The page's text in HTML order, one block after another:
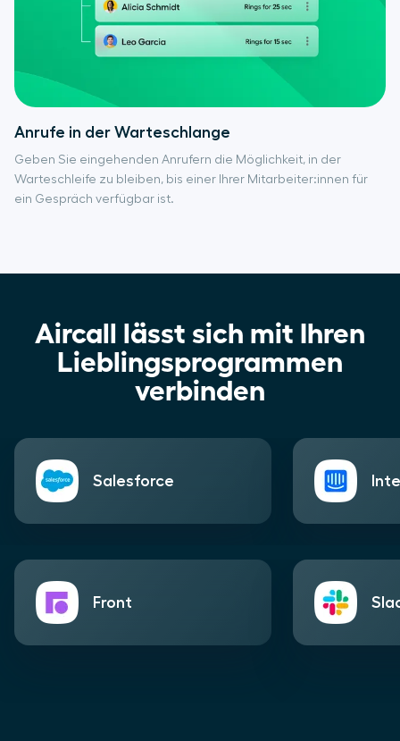
Anrufe in der Warteschlange
Geben Sie eingehenden Anrufern die Möglichkeit, in der
Warteschleife zu bleiben, bis einer Ihrer Mitarbeiter:innen für
ein Gespräch verfügbar ist.
Aircall lässt sich mit Ihren
Lieblingsprogrammen
verbinden
Salesforce
Front